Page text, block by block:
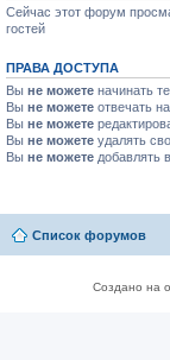
Сейчас этот форум
гостей
ПРАВА ДОСТУПА
Вы не можете начинать
Вы не можете отвечать
Вы не можете
Вы не можете удалять
Вы не можете добавлять
Список форумов
Создано на